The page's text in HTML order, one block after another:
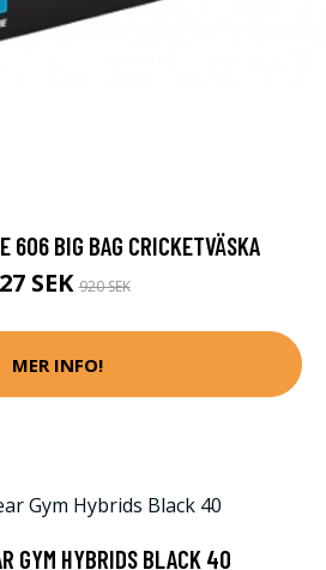
606 BIG BAG CRICKETVÄSKA
SEK920 SEK
MER INFO!
GYM HYBRIDS BLACK 40